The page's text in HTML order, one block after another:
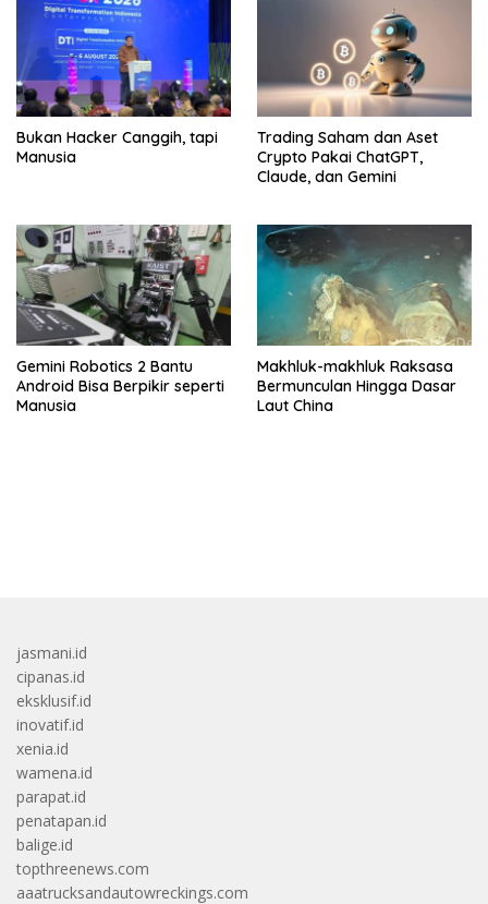
Bukan Hacker Canggih, tapi
Manusia
Trading Saham dan Aset
Crypto Pakai ChatGPT,
Claude, dan Gemini
Gemini Robotics 2 Bantu
Android Bisa Berpikir seperti
Manusia
Makhluk-makhluk Raksasa
Bermunculan Hingga Dasar
Laut China
jasmani.id
cipanas.id
eksklusif.id
inovatif.id
xenia.id
wamena.id
parapat.id
penatapan.id
balige.id
topthreenews.com
aaatrucksandautowreckings.com